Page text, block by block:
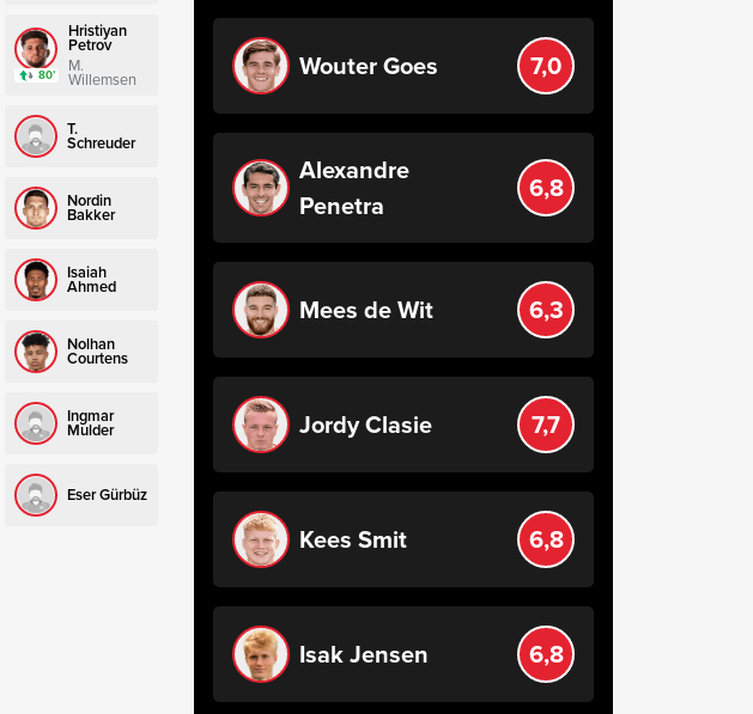
Hristiyan
Petrov
M.
Willemsen
80’
T.
Schreuder
Nordin
Bakker
Isaiah
Ahmed
Nolhan
Courtens
Ingmar
Mulder
Eser Gürbüz
Wouter Goes 7,0
Alexandre
Penetra
6,8
Mees de Wit 6,3
Jordy Clasie 7,7
Kees Smit 6,8
Isak Jensen 6,8